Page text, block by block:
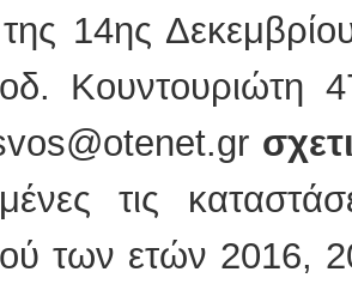
της 14ης
Κουντουριώτη
τις
των ετών 2016,